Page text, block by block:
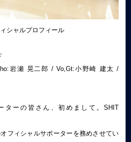
シャルプロフィール
岩瀬 晃二郎 / Vo,Gt:小野崎 建太 /
ターの皆さん、初めまして。SHIT
フィシャルサポーターを務めさせてい